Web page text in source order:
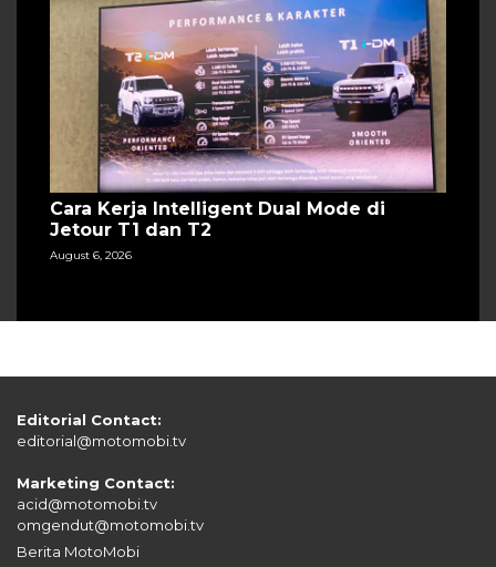
Cara Kerja Intelligent Dual Mode di
Jetour T1 dan T2
August 6, 2026
Editorial Contact:
editorial@motomobi.tv
Marketing Contact:
acid@motomobi.tv
omgendut@motomobi.tv
Berita MotoMobi